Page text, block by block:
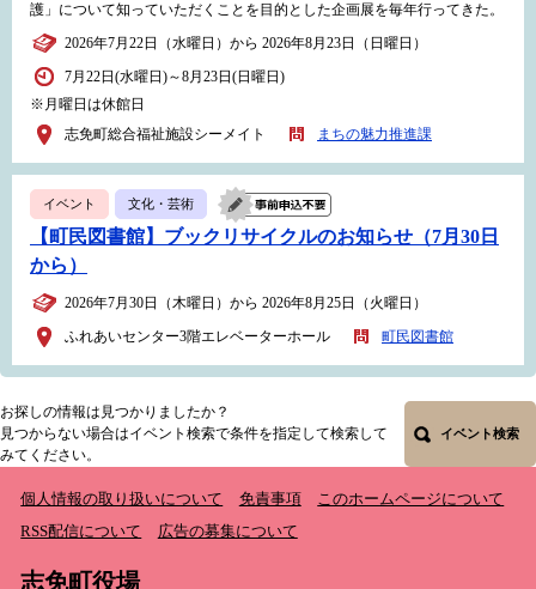
護」について知っていただくことを目的とした企画展を毎年行ってきた。
2026年7月22日（水曜日）から 2026年8月23日（日曜日）
7月22日(水曜日)～8月23日(日曜日)
※月曜日は休館日
志免町総合福祉施設シーメイト
まちの魅力推進課
イベント 文化・芸術
【町民図書館】ブックリサイクルのお知らせ（7月30日
から）
2026年7月30日（木曜日）から 2026年8月25日（火曜日）
ふれあいセンター3階エレベーターホール
町民図書館
お探しの情報は見つかりましたか？
見つからない場合はイベント検索で条件を指定して検索して
みてください。
イベント検索
個人情報の取り扱いについて 免責事項
このホームページについて
RSS配信について
広告の募集について
志免町役場